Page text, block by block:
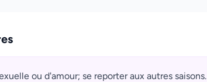
ou d'amour; se reporter aux autres saisons.